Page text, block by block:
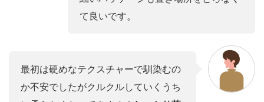
て良いです。
最初は硬めなテクスチャーで馴染むの
か不安でしたがクルクルしていくうち